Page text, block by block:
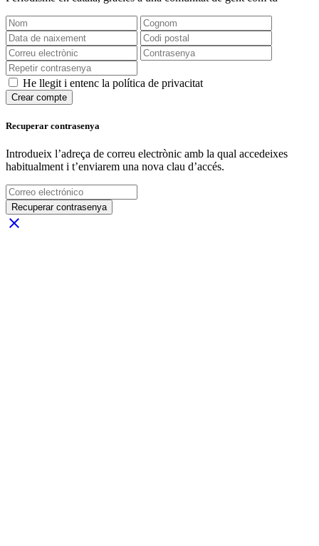
He llegit i entenc la política de privacitat
Crear compte
Recuperar contrasenya
Introdueix l’adreça de correu electrònic amb la qual accedeixes
habitualment i t’enviarem una nova clau d’accés.
Recuperar contrasenya
close